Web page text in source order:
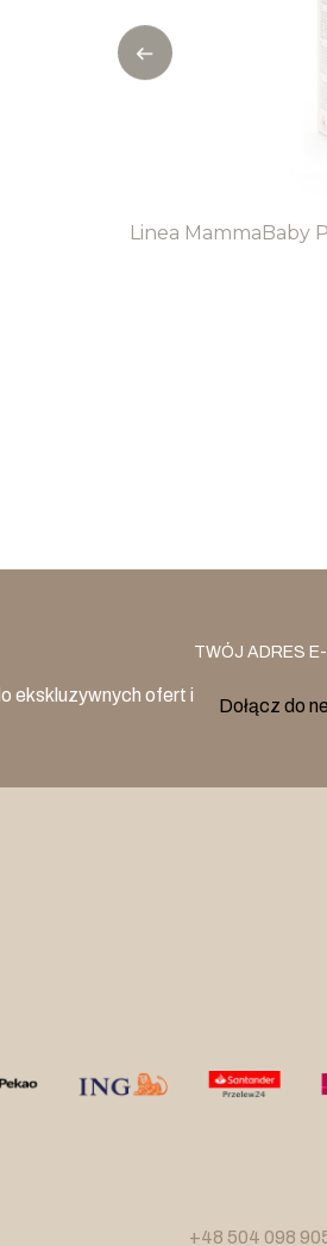
Linea MammaBaby
ekskluzywnych ofert i
TWÓJ ADRES
Dołącz do
+48 504 098